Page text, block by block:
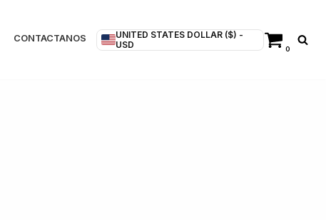
CONTACTANOS
UNITED STATES DOLLAR ($) -
USD
0